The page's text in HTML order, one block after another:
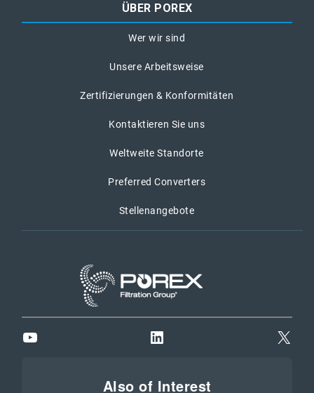
ÜBER POREX
Wer wir sind
Unsere Arbeitsweise
Zertifizierungen & Konformitäten
Kontaktieren Sie uns
Weltweite Standorte
Preferred Converters
Stellenangebote
YouTube LinkedIn X
Also of Interest